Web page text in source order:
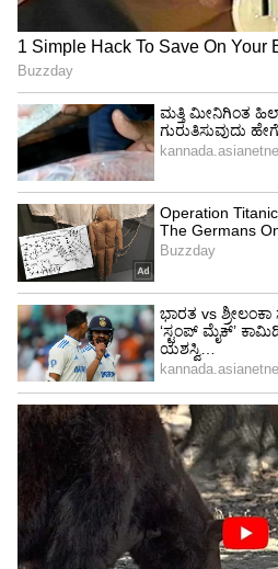
ಸದ್ಯ ಕಾರ್ತಿಕ್ ಉಸ್ತುವಾರಿ
ತೀರ್ಮಾನದ ವಿರುದ್ಧ ಜನರು
ಅತ್ಯುತ್ತಮ ಸ್ಪರ್ಧಿ, ತಂಡವನ್ನು
ಅವರಿಗಿದೆ. ಅವರನ್ನೇ ತಂಡದಿಂದ
ಸರಿ ಎಂದು ಜನರು ಹೇಳುತ್ತಿದ್ದಾರೆ.
5
8
ಟ್ರೋಲ್ ಪೇಜ್ ಗಳು (troll
ಬಗ್ಗೆ ಚರ್ಚೆ ನಡೆಯುತ್ತಿದ್ದು,
ಬುದ್ಧಿ ತೋರಿಸ್ತಿದ್ದಾನೆ, ಎಂದು
ಕೆಲವರು ಕಾಮೆಂಟ್ ಮಾಡಿ